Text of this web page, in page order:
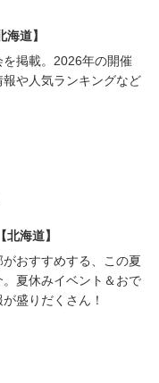
道】
掲載。2026年の開催
報や人気ランキングなど
海道】
おすすめする、この夏
夏休みイベント＆おで
盛りだくさん！